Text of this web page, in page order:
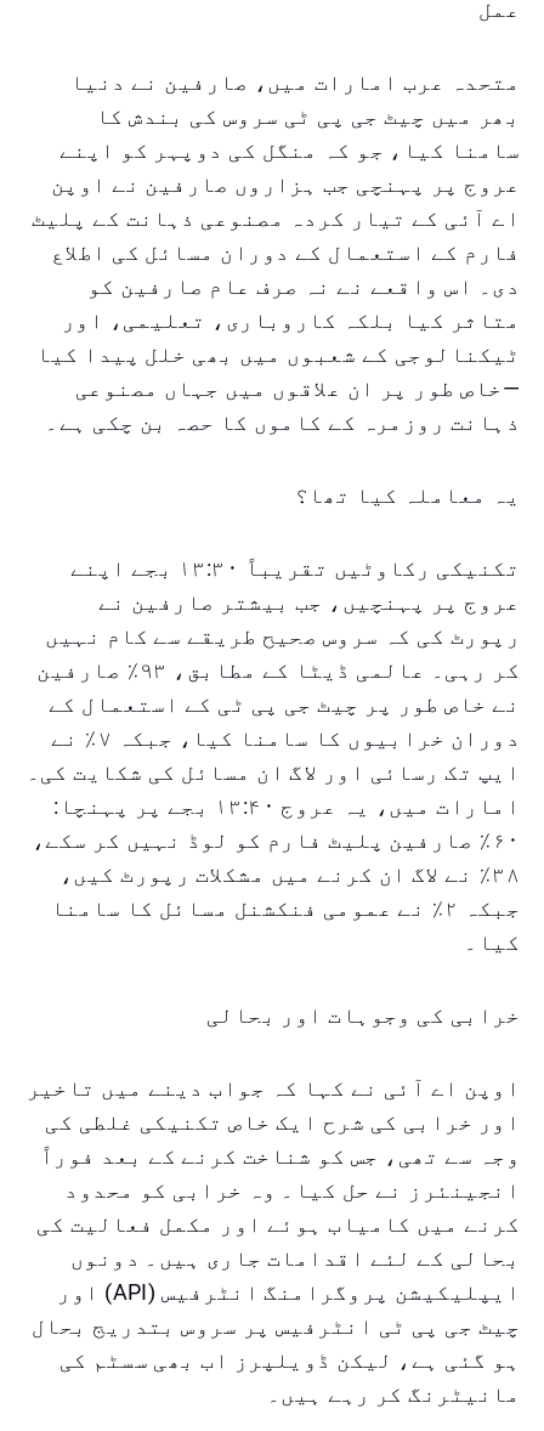
عمل
متحدہ عرب امارات میں، صارفین نے دنیا
بھر میں چیٹ جی پی ٹی سروس کی بندش کا
سامنا کیا، جو کہ منگل کی دوپہر کو اپنے
عروج پر پہنچی جب ہزاروں صارفین نے اوپن
اے آئی کے تیار کردہ مصنوعی ذہانت کے پلیٹ
فارم کے استعمال کے دوران مسائل کی اطلاع
دی۔ اس واقعے نے نہ صرف عام صارفین کو
متاثر کیا بلکہ کاروباری، تعلیمی، اور
ٹیکنالوجی کے شعبوں میں بھی خلل پیدا کیا
—خاص طور پر ان علاقوں میں جہاں مصنوعی
ذہانت روزمرہ کے کاموں کا حصہ بن چکی ہے۔
یہ معاملہ کیا تھا؟
تکنیکی رکاوٹیں تقریباً ۱۳:۳۰ بجے اپنے
عروج پر پہنچیں، جب بیشتر صارفین نے
رپورٹ کی کہ سروس صحیح طریقے سے کام نہیں
کر رہی۔ عالمی ڈیٹا کے مطابق، ۹۳٪ صارفین
نے خاص طور پر چیٹ جی پی ٹی کے استعمال کے
دوران خرابیوں کا سامنا کیا، جبکہ ۷٪ نے
ایپ تک رسائی اور لاگ ان مسائل کی شکایت کی۔
امارات میں، یہ عروج ۱۳:۴۰ بجے پر پہنچا:
۶۰٪ صارفین پلیٹ فارم کو لوڈ نہیں کر سکے،
۳۸٪ نے لاگ ان کرنے میں مشکلات رپورٹ کیں،
جبکہ ۲٪ نے عمومی فنکشنل مسائل کا سامنا
کیا۔
خرابی کی وجوہات اور بحالی
اوپن اے آئی نے کہا کہ جواب دینے میں تاخیر
اور خرابی کی شرح ایک خاص تکنیکی غلطی کی
وجہ سے تھی، جس کو شناخت کرنے کے بعد فوراً
انجینئرز نے حل کیا۔ وہ خرابی کو محدود
کرنے میں کامیاب ہوئے اور مکمل فعالیت کی
بحالی کے لئے اقدامات جاری ہیں۔ دونوں
ایپلیکیشن پروگرامنگ انٹرفیس (API) اور
چیٹ جی پی ٹی انٹرفیس پر سروس بتدریج بحال
ہو گئی ہے، لیکن ڈویلپرز اب بھی سسٹم کی
مانیٹرنگ کر رہے ہیں۔